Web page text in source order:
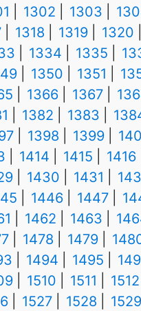
1302 1303
1318 1319 1320
1334 1335
1350 1351
1366 1367
1382 1383
1398 1399
1414 1415 1416
1430 1431
1446 1447
1462 1463
1478 1479
1494 1495
1510 1511 1512
1527 1528 1529